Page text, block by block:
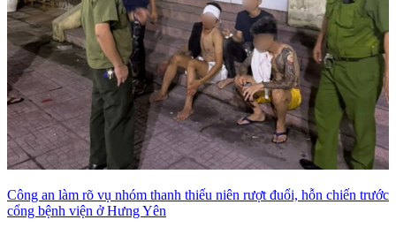
Công an làm rõ vụ nhóm thanh thiếu niên rượt đuổi, hỗn chiến trước
cổng bệnh viện ở Hưng Yên